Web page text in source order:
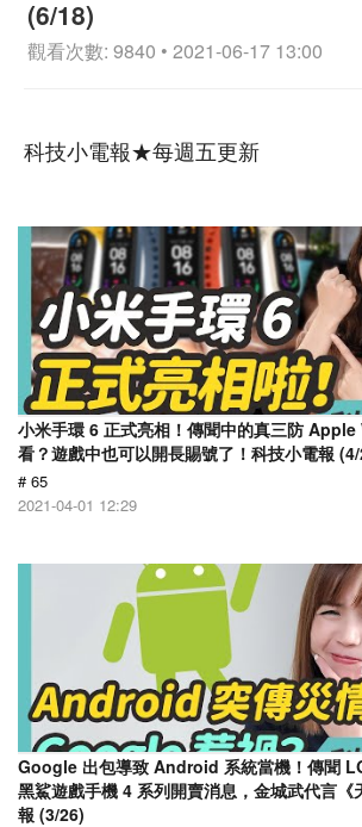
(6/18)
觀看次數: 9840 • 2021-06-17 13:00
科技小電報★每週五更新
小米手環 6 正式亮相！傳聞中的真三防
看？遊戲中也可以開長賜號了！科技小電報
# 65
2021-04-01 12:29
Google 出包導致 Android 系統當機！傳聞
黑鯊遊戲手機 4 系列開賣消息，金城武代言《
報 (3/26)